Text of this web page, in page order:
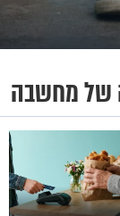
של מחשבה